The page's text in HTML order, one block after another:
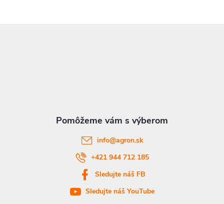
info@agron.sk
+421 944 712 185
Sledujte náš FB
Sledujte náš YouTube